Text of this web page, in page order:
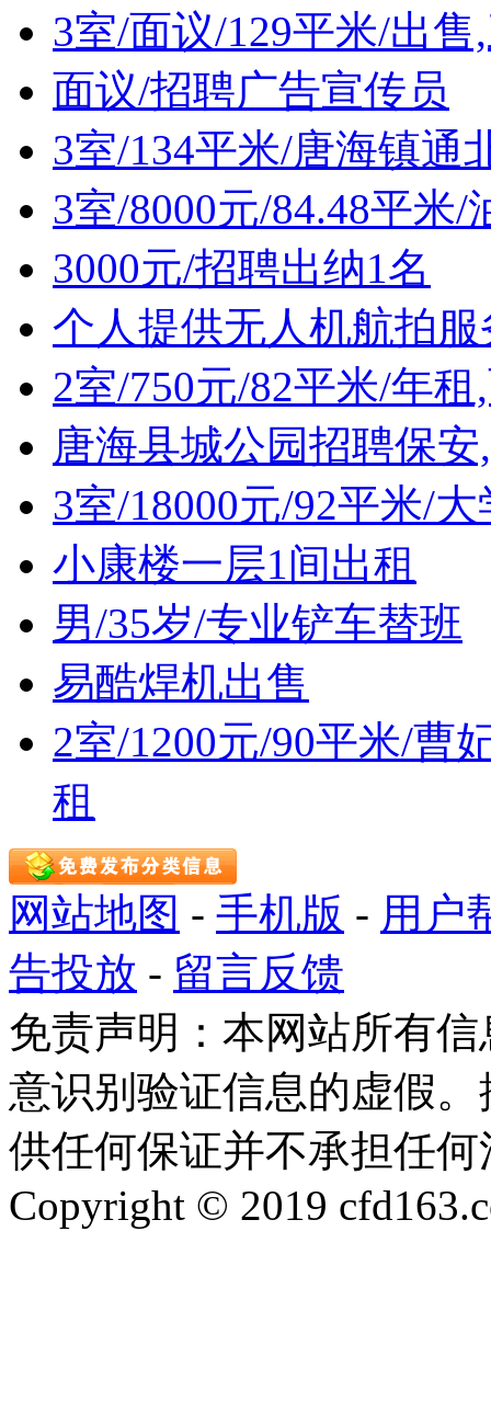
3室/面议/129平米/出
面议/招聘广告宣传员
3室/134平米/唐海镇通
3室/8000元/84.48平米
3000元/招聘出纳1名
个人提供无人机航拍服
2室/750元/82平米/年
唐海县城公园招聘保安
3室/18000元/92平米/
小康楼一层1间出租
男/35岁/专业铲车替班
易酷焊机出售
2室/1200元/90平米/曹
租
网站地图 - 手机版 - 用户
告投放 - 留言反馈
免责声明：本网站所有
意识别验证信息的虚假
供任何保证并不承担任
Copyright © 2019